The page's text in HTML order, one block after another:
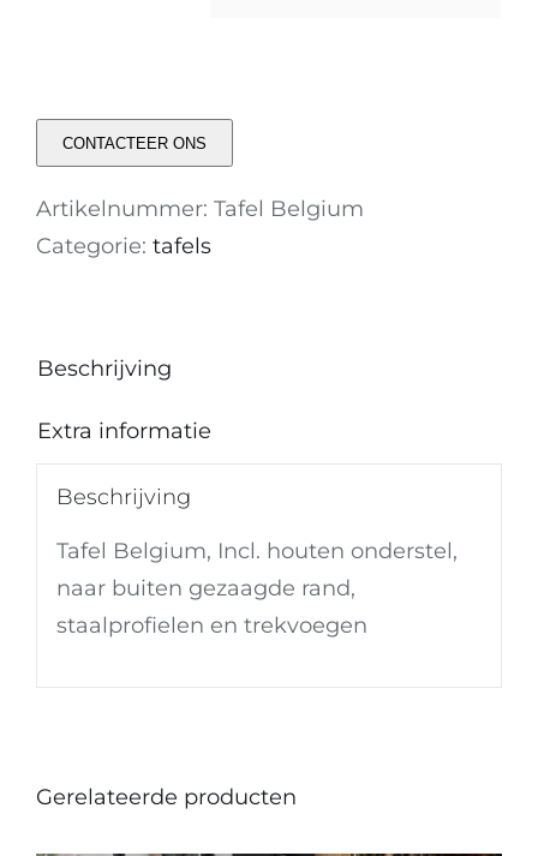
CONTACTEER ONS
Artikelnummer: Tafel Belgium
Categorie: tafels
Beschrijving
Extra informatie
Beschrijving
Tafel Belgium, Incl. houten onderstel,
naar buiten gezaagde rand,
staalprofielen en trekvoegen
Gerelateerde producten